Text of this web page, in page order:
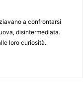
a confrontarsi
disintermediata.
loro curiosità.